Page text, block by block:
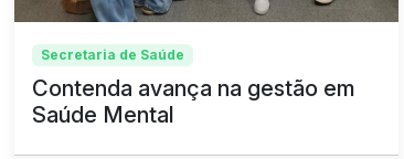
Secretaria de Saúde
Contenda avança na gestão em
Saúde Mental